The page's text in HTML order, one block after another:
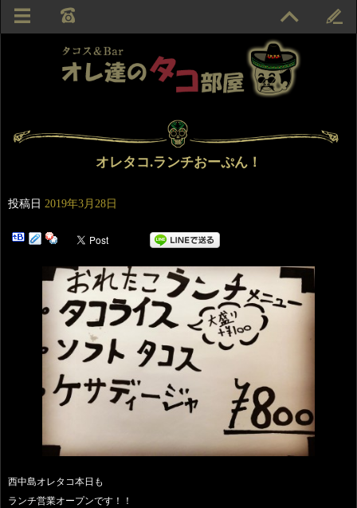
オレタコ.ランチおーぷん！
投稿日 2019年3月28日
西中島オレタコ本日も
ランチ営業オープンです！！